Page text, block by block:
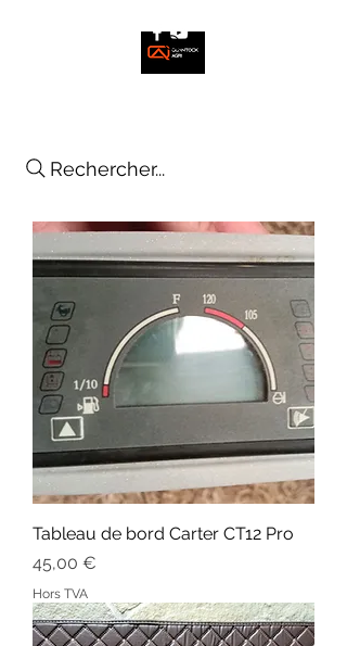
Rechercher...
Tableau de bord Carter CT12 Pro
Prix
45,00 €
Hors TVA